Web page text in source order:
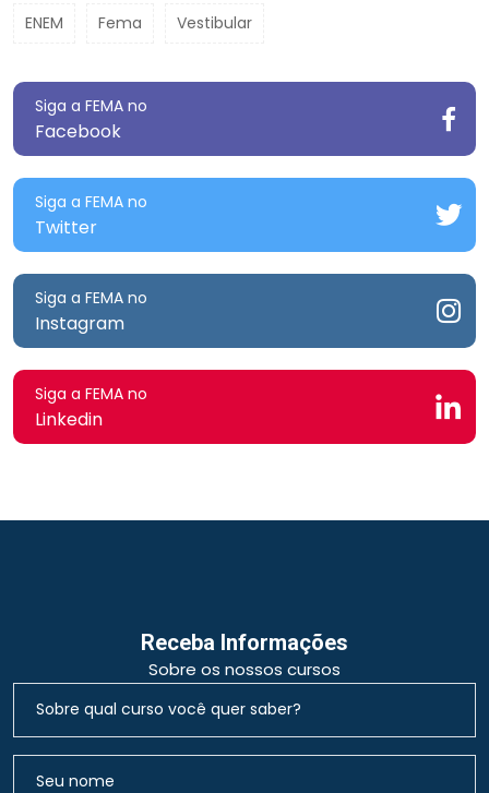
ENEM Fema Vestibular
Siga a FEMA no
Facebook
Siga a FEMA no
Twitter
Siga a FEMA no
Instagram
Siga a FEMA no
Linkedin
Receba Informações
Sobre os nossos cursos